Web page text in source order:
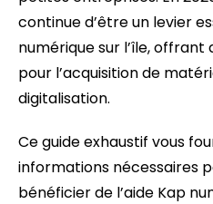
continue d’être un levier
numérique sur l’île, offrant
pour l’acquisition de
digitalisation.
Ce guide exhaustif vous
informations nécessaires
bénéficier de l’aide Kap